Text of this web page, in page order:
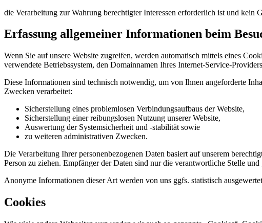
die Verarbeitung zur Wahrung berechtigter Interessen erforderlich ist und kein
Erfassung allgemeiner Informationen beim
Wenn Sie auf unsere Website zugreifen, werden automatisch mittels eines
verwendete Betriebssystem, den Domainnamen Ihres Internet-Service-
Diese Informationen sind technisch notwendig, um von Ihnen angeforderte
Zwecken verarbeitet:
Sicherstellung eines problemlosen Verbindungsaufbaus der Website,
Sicherstellung einer reibungslosen Nutzung unserer Website,
Auswertung der Systemsicherheit und -stabilität sowie
zu weiteren administrativen Zwecken.
Die Verarbeitung Ihrer personenbezogenen Daten basiert auf unserem
Person zu ziehen. Empfänger der Daten sind nur die verantwortliche Stelle
Anonyme Informationen dieser Art werden von uns ggfs. statistisch
Cookies